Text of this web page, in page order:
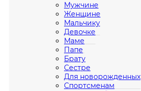
Мужчине
Женщине
Мальчику
Девочке
Маме
Папе
Брату
Сестре
Для новорожденных
Спортсменам